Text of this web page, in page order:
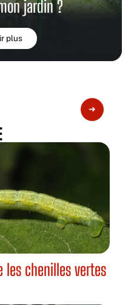
jardin ?
plus
les chenilles vertes